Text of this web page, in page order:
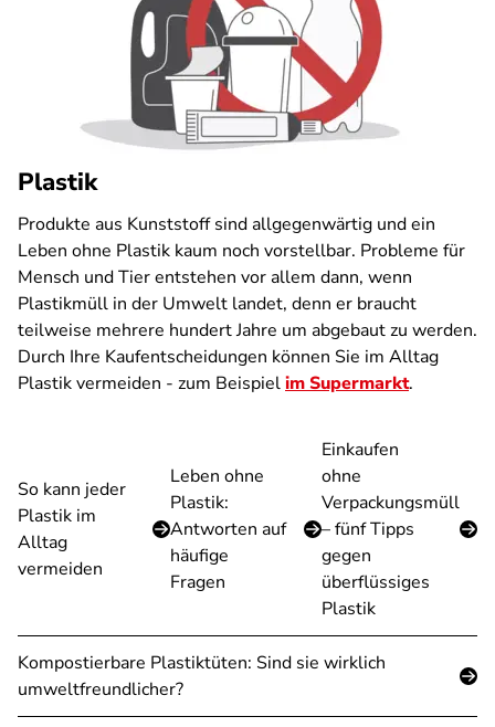
Plastik
Produkte aus Kunststoff sind allgegenwärtig und ein
Leben ohne Plastik kaum noch vorstellbar. Probleme für
Mensch und Tier entstehen vor allem dann, wenn
Plastikmüll in der Umwelt landet, denn er braucht
teilweise mehrere hundert Jahre um abgebaut zu werden.
Durch Ihre Kaufentscheidungen können Sie im Alltag
Plastik vermeiden - zum Beispielim Supermarkt.
So kann jeder
Plastik im
Alltag
vermeiden
Leben ohne
Plastik:
Antworten auf
häufige
Fragen
Einkaufen
ohne
Verpackungsmüll
– fünf Tipps
gegen
überflüssiges
Plastik
Kompostierbare Plastiktüten: Sind sie wirklich
umweltfreundlicher?